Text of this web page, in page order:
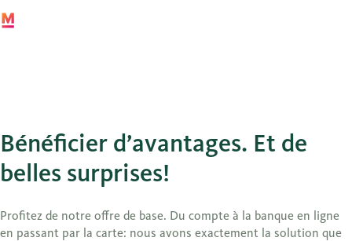
Bénéficier d’avantages. Et de
belles surprises!
Profitez de notre offre de base. Du compte à la banque en ligne
en passant par la carte: nous avons exactement la solution que